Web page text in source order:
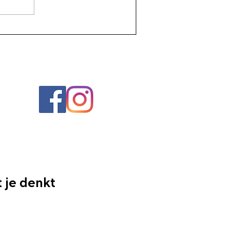
naar een geweldig leven is
je denkt